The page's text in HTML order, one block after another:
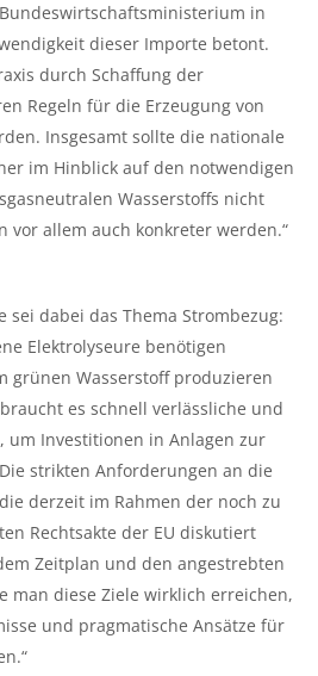
in
dieser Importe betont.
durch Schaffung der
Regeln für die Erzeugung von
Insgesamt sollte die nationale
im Hinblick auf den notwendigen
Wasserstoffs nicht
vor allem auch konkreter werden.“
sei dabei das Thema Strombezug:
Elektrolyseure benötigen
grünen Wasserstoff produzieren
es schnell verlässliche und
um Investitionen in Anlagen zur
strikten Anforderungen an die
derzeit im Rahmen der noch zu
Rechtsakte der EU diskutiert
Zeitplan und den angestrebten
man diese Ziele wirklich erreichen,
und pragmatische Ansätze für